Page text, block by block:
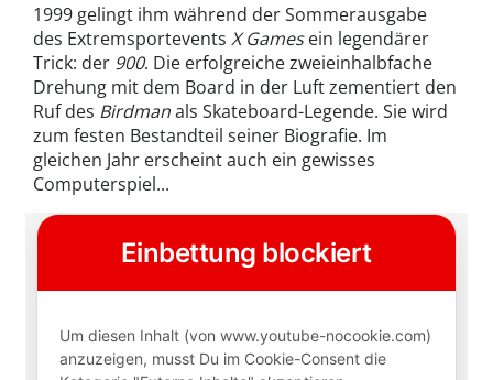
1999 gelingt ihm während der Sommerausgabe
des Extremsportevents X Gamesein legendärer
Trick: der 900. Die erfolgreiche zweieinhalbfache
Drehung mit dem Board in der Luft zementiert den
Ruf des Birdmanals Skateboard-Legende. Sie wird
zum festen Bestandteil seiner Biografie. Im
gleichen Jahr erscheint auch ein gewisses
Computerspiel...